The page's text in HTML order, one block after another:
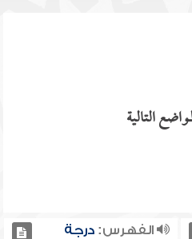
التالية
الفهرس:درجة